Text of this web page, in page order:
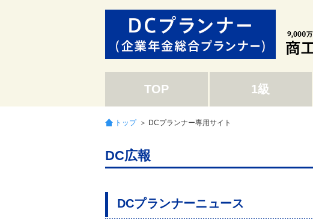
TOP 1級
トップ ＞ DCプランナー専用サイト
DC広報
DCプランナーニュース